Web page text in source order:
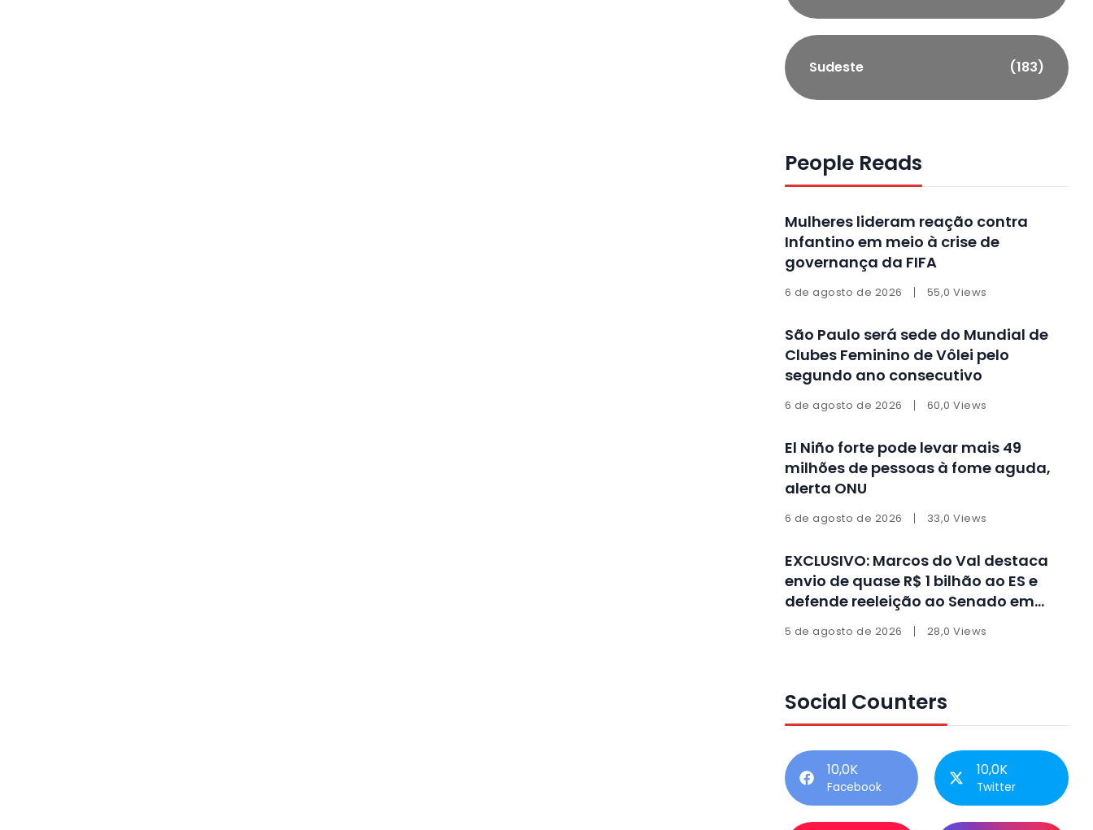
Sudeste (183)
People Reads
Mulheres lideram reação contra
Infantino em meio à crise de
governança da FIFA
6 de agosto de 2026 55,0 Views
São Paulo será sede do Mundial de
Clubes Feminino de Vôlei pelo
segundo ano consecutivo
6 de agosto de 2026 60,0 Views
El Niño forte pode levar mais 49
milhões de pessoas à fome aguda,
alerta ONU
6 de agosto de 2026 33,0 Views
EXCLUSIVO: Marcos do Val destaca
envio de quase R$ 1 bilhão ao ES e
defende reeleição ao Senado em
5 de agosto de 2026 28,0 Views
Social Counters
10,0K
Facebook
10,0K
Twitter